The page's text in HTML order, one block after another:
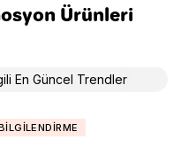
Ürünleri